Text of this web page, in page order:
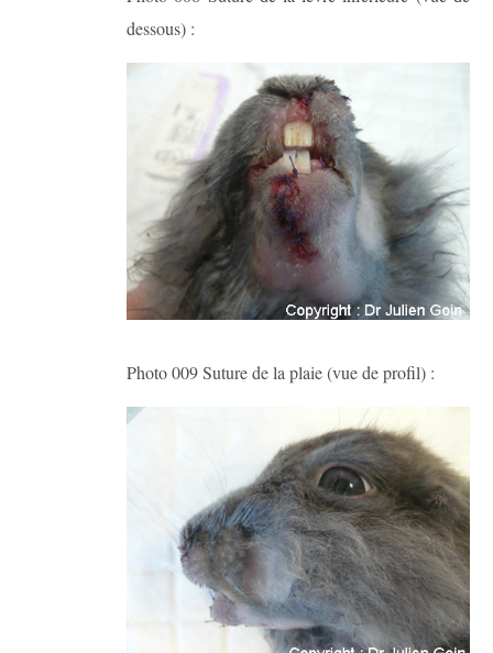
dessous) :
Photo 009 Suture de la plaie (vue de profil) :